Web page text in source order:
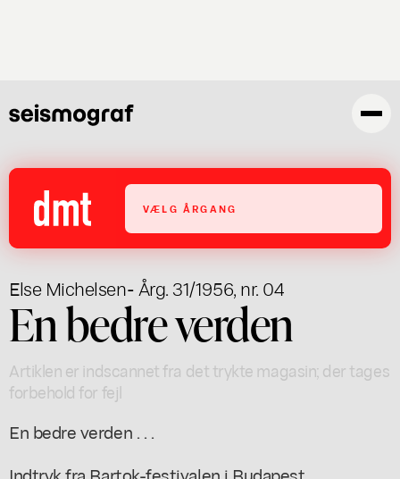
VÆLG ÅRGANG
Else Michelsen- Årg. 31/1956, nr. 04
En bedre verden
Artiklen er indscannet fra det trykte magasin; der tages
forbehold for fejl
En bedre verden . . .
Indtryk fra Bartok-festivalen i Budapest